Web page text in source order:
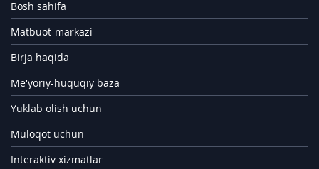
Bosh sahifa
Matbuot-markazi
Birja haqida
Me'yoriy-huquqiy baza
Yuklab olish uchun
Muloqot uchun
Interaktiv xizmatlar